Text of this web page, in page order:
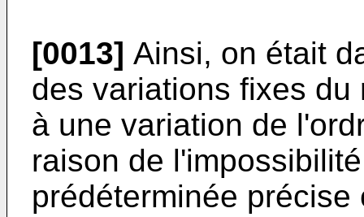
[0013] Ainsi, on était
des variations fixes
à une variation de
raison de
prédéterminée